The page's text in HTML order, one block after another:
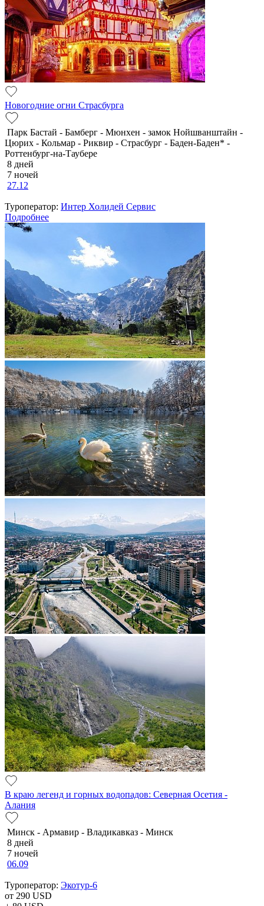
Новогодние огни Страсбурга
Парк Бастай - Бамберг - Мюнхен - замок Нойшванштайн -
Цюрих - Кольмар - Риквир - Страсбург - Баден-Баден* -
Роттенбург-на-Таубере
8 дней
7 ночей
27.12
Туроператор: Интер Холидей Сервис
Подробнее
В краю легенд и горных водопадов: Северная Осетия -
Алания
Минск - Армавир - Владикавказ - Минск
8 дней
7 ночей
06.09
Туроператор: Экотур-6
от 290 USD